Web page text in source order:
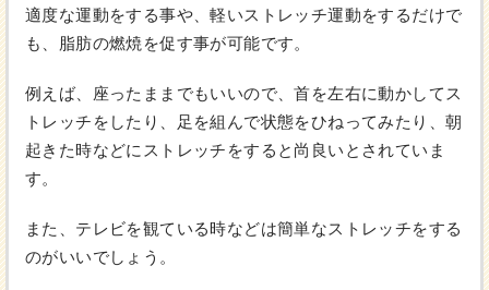
適度な運動をする事や、軽いストレッチ運動をするだけで
も、脂肪の燃焼を促す事が可能です。
例えば、座ったままでもいいので、首を左右に動かしてス
トレッチをしたり、足を組んで状態をひねってみたり、朝
起きた時などにストレッチをすると尚良いとされていま
す。
また、テレビを観ている時などは簡単なストレッチをする
のがいいでしょう。